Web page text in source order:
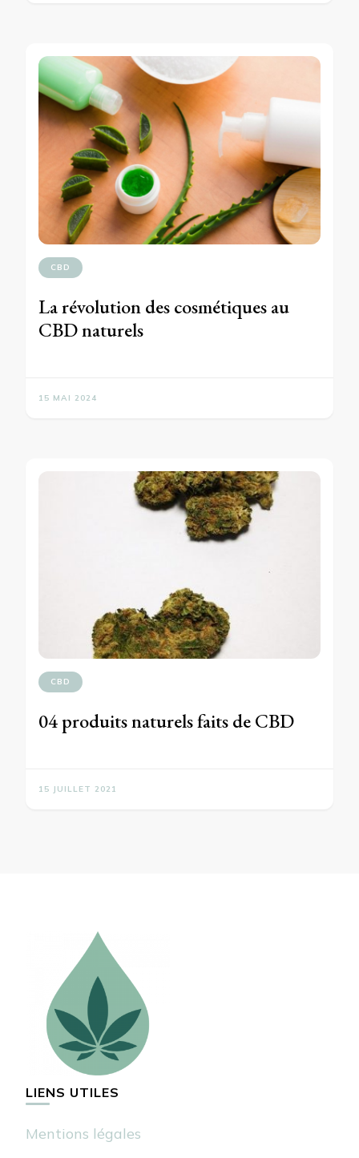
CBD
La révolution des cosmétiques au
CBD naturels
15 MAI 2024
CBD
04 produits naturels faits de CBD
15 JUILLET 2021
LIENS UTILES
Mentions légales